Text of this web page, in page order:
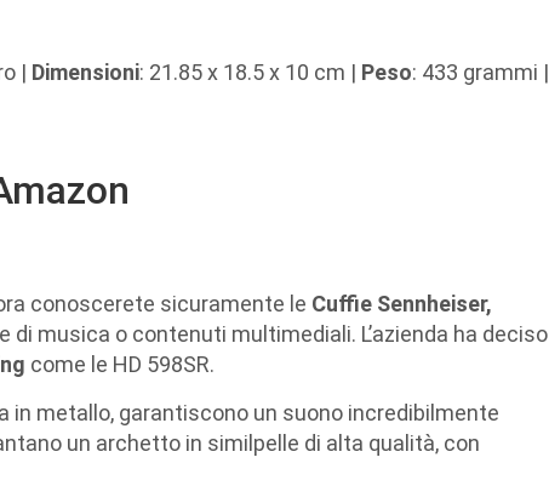
| Dimensioni: 21.85 x 18.5 x 10 cm | Peso: 433 grammi |
conoscerete sicuramente le Cuffie Sennheiser,
musica o contenuti multimediali. L’azienda ha deciso
come le HD 598SR.
in metallo, garantiscono un suono incredibilmente
un archetto in similpelle di alta qualità, con